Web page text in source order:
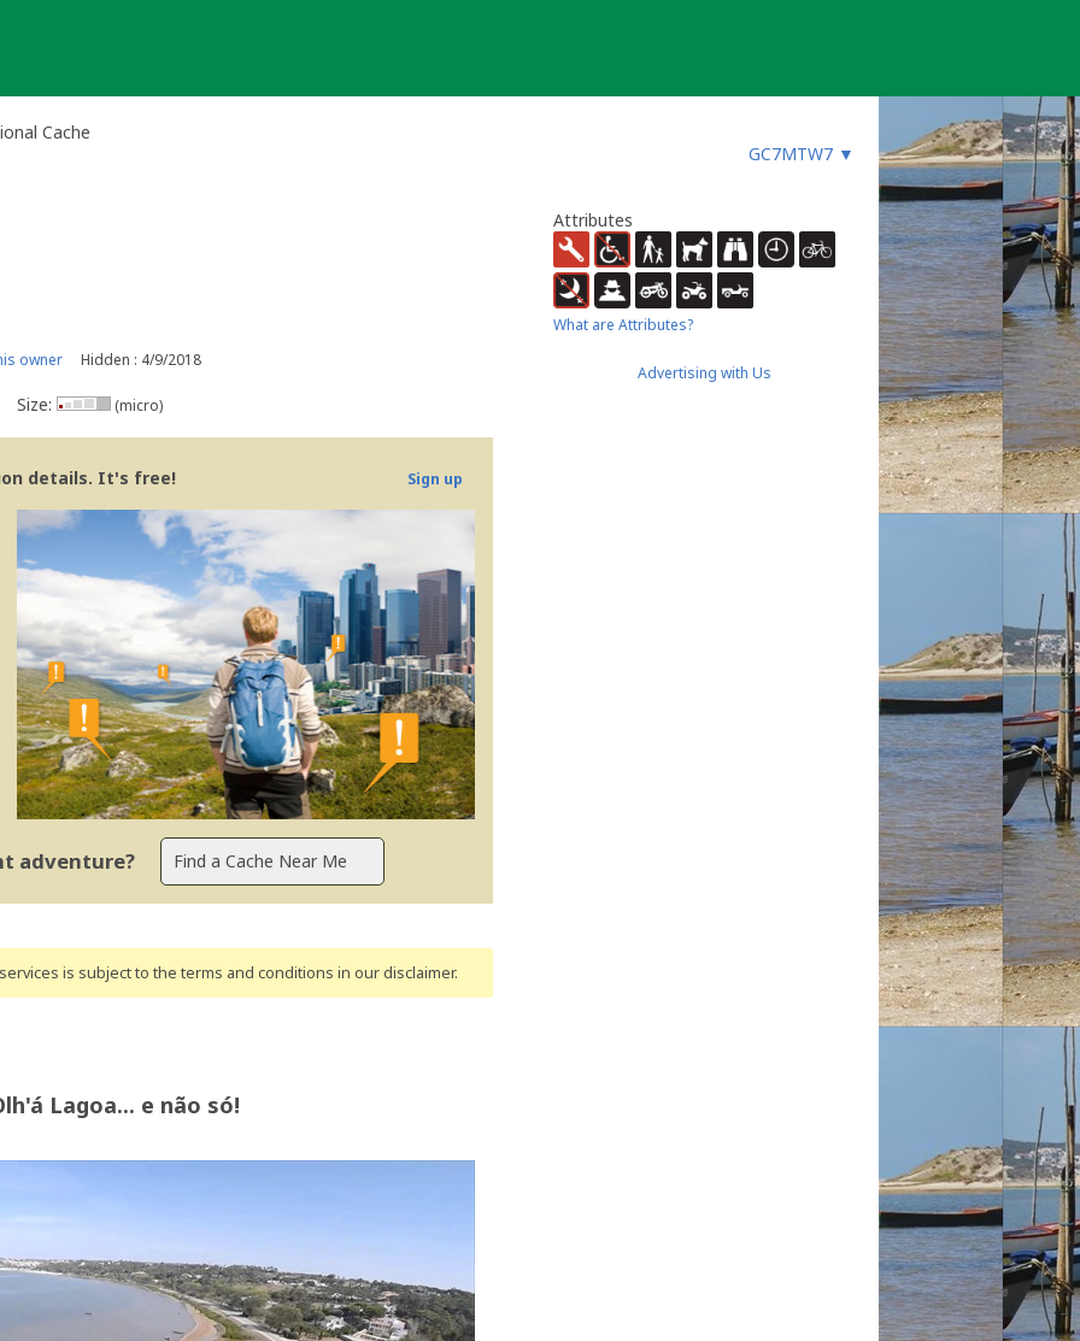
Cache
GC7MTW7 ▼
owner Hidden : 4/9/2018
Size: (micro)
details. It's free! Sign up
adventure?
is subject to the terms and conditions in our disclaimer.
Lagoa... e não só!
Attributes
What are Attributes?
Advertising with Us